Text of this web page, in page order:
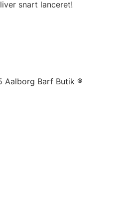
snart lanceret!
Aalborg Barf Butik ®